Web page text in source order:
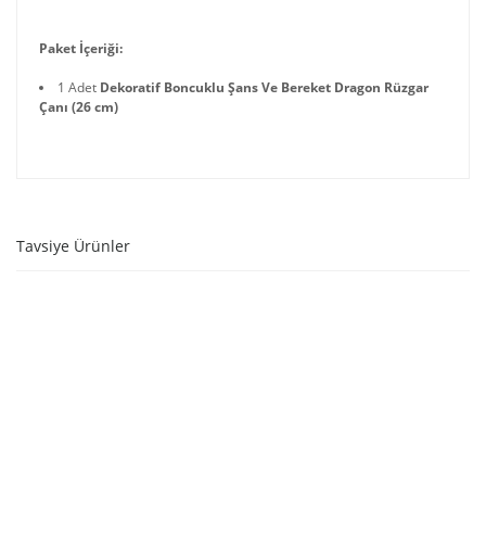
Paket İçeriği:
1 Adet Dekoratif Boncuklu Şans Ve Bereket Dragon Rüzgar
Çanı (26 cm)
Tavsiye Ürünler